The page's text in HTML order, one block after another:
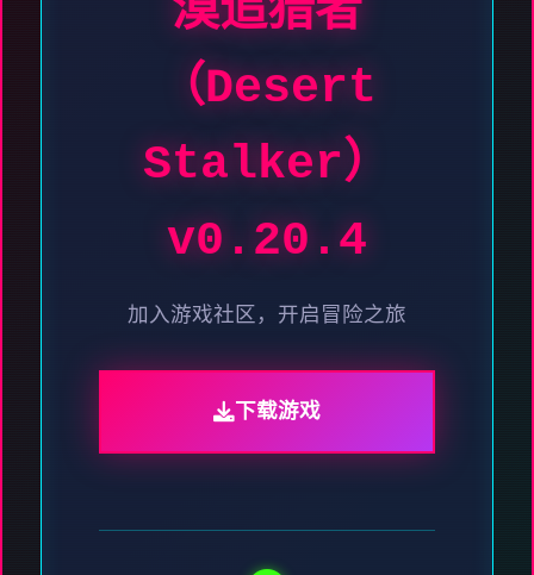
漠追猎者
（Desert
Stalker）
v0.20.4
加入游戏社区，开启冒险之旅
下载游戏